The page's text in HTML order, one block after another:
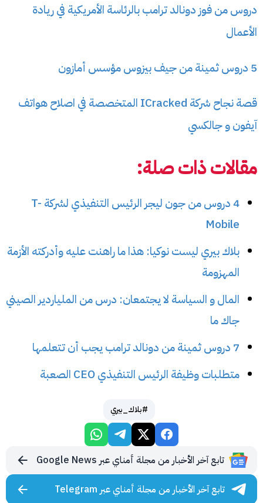
دروس من فوز دونالد ترامب بالرئاسة الأمريكية في ريادة
الأعمال
5 دروس ثمينة من جيف بيزوس مؤسس أمازون
قصة نجاح شركة ICracked المتخصصة في اصلاح هواتف
آيفون و جالكسي
مقالات ذات صلة:
4 دروس من جون ليجر الرئيس التنفيذي لشركة T-
Mobile
بلاك بيري ليست نوكيا: هذا ما راهنت عليه وأدركته الأزمة
المهزومة
المال و السياسة لا يجتمعان: درس من الملياردير الصيني
جاك ما
7 دروس ثمينة من دونالد ترامب يجب أن تتعلمها
متطلبات وظيفة الرئيس التنفيذي CEO الصعبة
#بلاك_بيري
تابع آخر الأخبار من مجلة أمناي عبر Google News
تابع آخر الأخبار من مجلة أمناي عبر Telegram